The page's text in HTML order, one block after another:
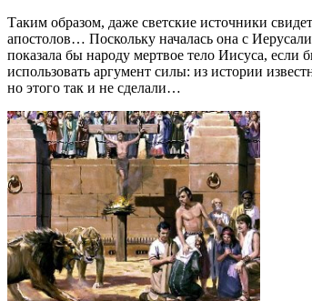
Таким образом, даже светские источники
апостолов… Поскольку началась она с
показала бы народу мертвое тело Иисуса,
использовать аргумент силы: из истории
но этого так и не сделали…